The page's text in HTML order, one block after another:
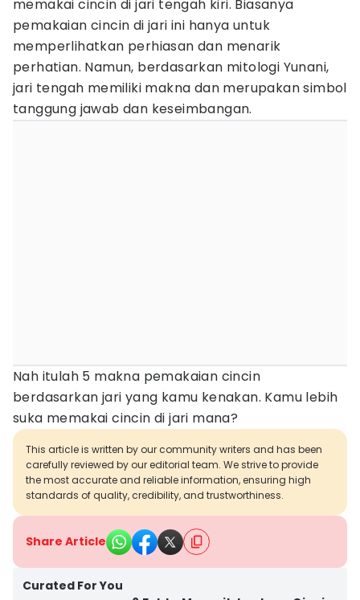
memakai cincin di jari tengah kiri. Biasanya
pemakaian cincin di jari ini hanya untuk
memperlihatkan perhiasan dan menarik
perhatian. Namun, berdasarkan mitologi Yunani,
jari tengah memiliki makna dan merupakan simbol
tanggung jawab dan keseimbangan.
Nah itulah 5 makna pemakaian cincin
berdasarkan jari yang kamu kenakan. Kamu lebih
suka memakai cincin di jari mana?
This article is written by our community writers and has been
carefully reviewed by our editorial team. We strive to provide
the most accurate and reliable information, ensuring high
standards of quality, credibility, and trustworthiness.
Share Article
Curated For You